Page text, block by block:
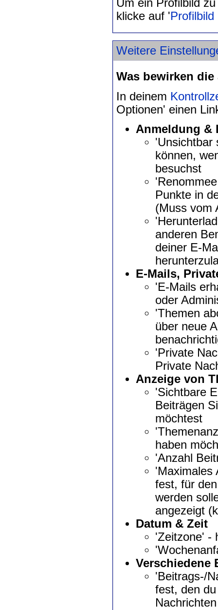
Um ein Profilbild
klicke auf 'Profilbild
Weitere
Was bewirken
In deinem
Optionen' einen
Anmeldung &
'Unsichtbar
können,
besuchst
Punkte in
(Muss vom
anderen
deiner E-
E-Mails,
'E-Mails
oder
'Themen
über neue
'Private
Private
Anzeige von
'Sichtbare
Beiträgen
möchtest
haben
'Anzahl
'Maximales
fest, für
werden
angezeigt
Datum & Zeit
'Zeitzone' -
Verschiedene
'Beitrags-/
fest, den